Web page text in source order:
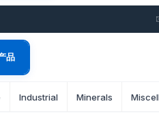
款: CIF。 付款条款: T/T。
品
Industrial Minerals